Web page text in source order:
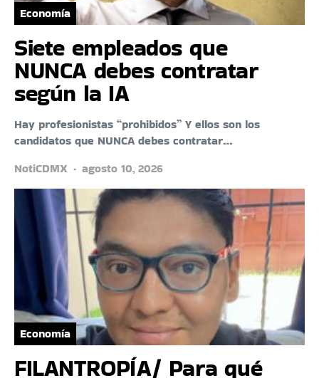
Economía
Siete empleados que
NUNCA debes contratar
según la IA
Hay profesionistas “prohibidos” Y ellos son los
candidatos que NUNCA debes contratar…
NotiCDMX
agosto 10, 2026
Economía
FILANTROPÍA/ Para qué